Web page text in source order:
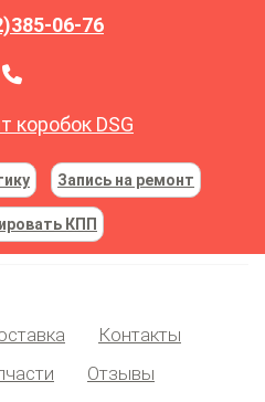
06-76
коробок DSG
Запись на ремонт
КПП
Контакты
Отзывы